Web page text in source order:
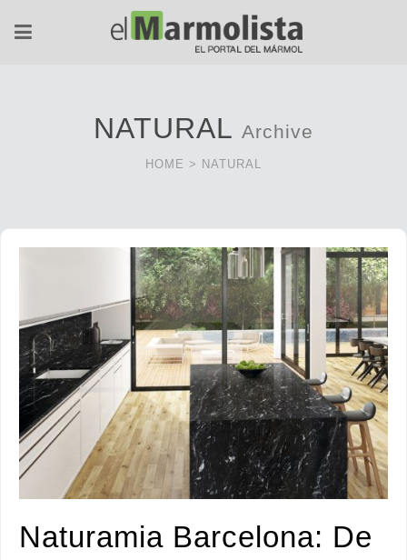
NATURAL Archive
HOME > NATURAL
Naturamia Barcelona: De